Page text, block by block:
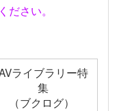
さい。
ライブラリー特
集
（ブクログ）